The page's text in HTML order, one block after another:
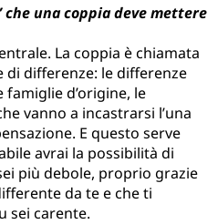
una coppia deve mettere
La coppia è chiamata
di differenze: le differenze
d’origine, le
vanno a incastrarsi l’una
E questo serve
avrai la possibilità di
più debole, proprio grazie
da te e che ti
sei carente.